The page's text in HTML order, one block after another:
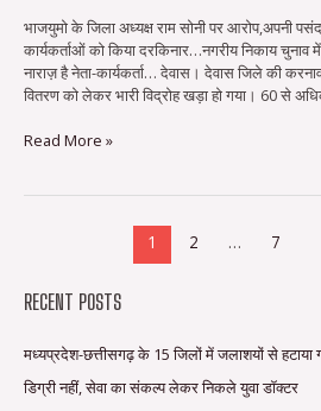
भाजयुमो के जिला अध्यक्ष राम सोनी पर आरोप,अपनी
कार्यकर्ताओं को किया दरकिनार…नगरीय निकाय चुनाव
नाराज़ है नेता-कार्यकर्ता… देवास। देवास जिले की
वितरण को लेकर भारी विद्रोह खड़ा हो गया। 60 से
ने
दिए
इस्तीफे
Read More »
1 2 … 7
RECENT POSTS
मध्यप्रदेश-छत्तीसगढ़ के 15 जिलों में जलाशयों से
डिग्री नहीं, सेवा का संकल्प लेकर निकले युवा डॉक्टर